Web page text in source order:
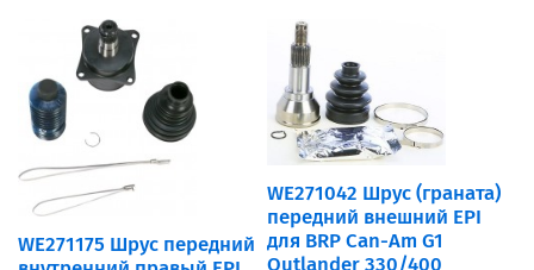
WE271175 Шрус передний
WE271042 Шрус (граната)
передний внешний EPI
для BRP Can-Am G1
Outlander 330/400